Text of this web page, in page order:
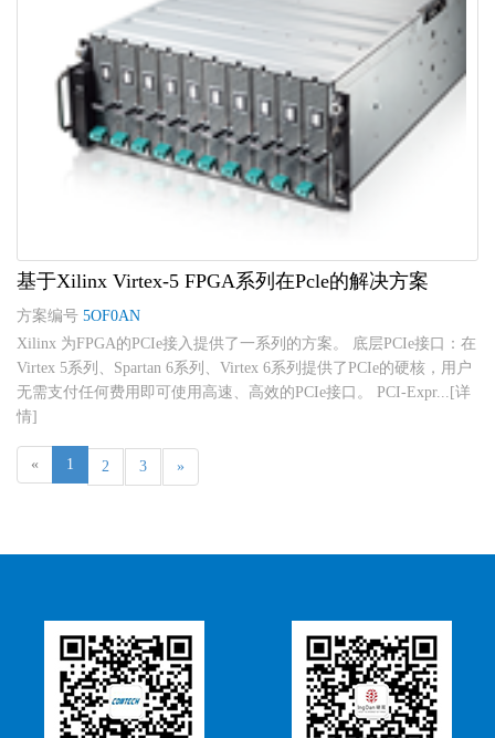
基于Xilinx Virtex-5 FPGA系列在Pcle的解决方案
方案编号 5OF0AN
Xilinx 为FPGA的PCIe接入提供了一系列的方案。 底层PCIe接口：在
Virtex 5系列、Spartan 6系列、Virtex 6系列提供了PCIe的硬核，用户
无需支付任何费用即可使用高速、高效的PCIe接口。 PCI-Expr...[详
情]
« 1 2 3 »